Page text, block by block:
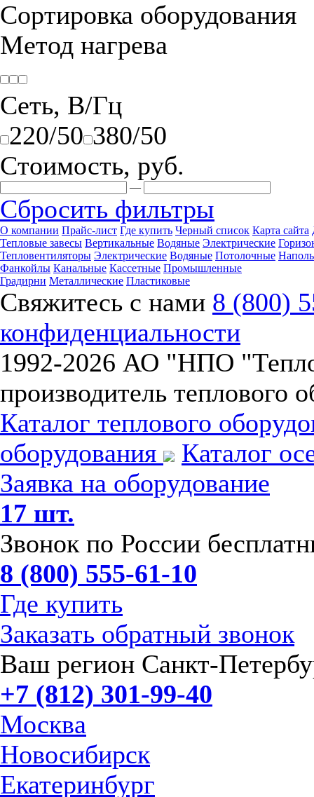
Сортировка оборудования
Метод нагрева
Сеть, В/Гц
220/50 380/50
Стоимость, руб.
—
Сбросить фильтры
О компании Прайс-лист Где купить Черный список Карта сайта
Тепловые завесы Вертикальные Водяные Электрические
Тепловентиляторы Электрические Водяные Потолочные
Фанкойлы Канальные Кассетные Промышленные
Градирни Металлические Пластиковые
Свяжитесь с нами 8 (800)
конфиденциальности
1992-2026 АО "НПО
производитель теплового
Каталог теплового
оборудования
Каталог
Заявка на оборудование
17 шт.
Звонок по России
8 (800) 555-61-10
Где купить
Заказать обратный звонок
Ваш регион Санкт-
+7 (812) 301-99-40
Москва
Новосибирск
Екатеринбург